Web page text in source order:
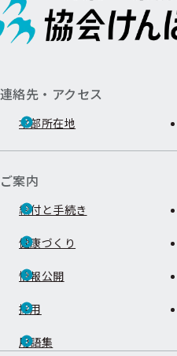
連絡先・アクセス
本部所在地
ご案内
給付と手続き
健康づくり
情報公開
採用
用語集